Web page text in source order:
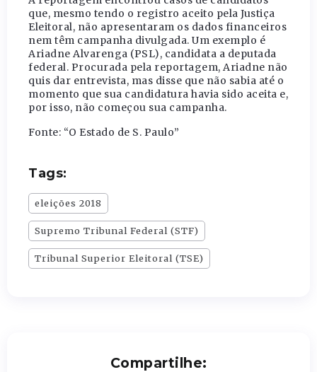
que, mesmo tendo o registro aceito pela Justiça
Eleitoral, não apresentaram os dados financeiros
nem têm campanha divulgada. Um exemplo é
Ariadne Alvarenga (PSL), candidata a deputada
federal. Procurada pela reportagem, Ariadne não
quis dar entrevista, mas disse que não sabia até o
momento que sua candidatura havia sido aceita e,
por isso, não começou sua campanha.
Fonte: “O Estado de S. Paulo”
Tags:
eleições 2018
Supremo Tribunal Federal (STF)
Tribunal Superior Eleitoral (TSE)
Compartilhe: